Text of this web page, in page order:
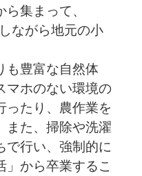
集まって、
ながら地元の小
も豊富な自然体
マホのない環境の
ったり、農作業を
また、掃除や洗濯
で行い、強制的に
」から卒業するこ